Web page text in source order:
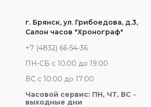
г. Брянск, ул. Грибоедова, д.3,
Салон часов "Хронограф"
+7 (4832) 66-54-36
ПН-СБ с 10:00 до 19:00
ВС с 10:00 до 17:00
Часовой сервис: ПН, ЧТ, ВС -
выходные дни